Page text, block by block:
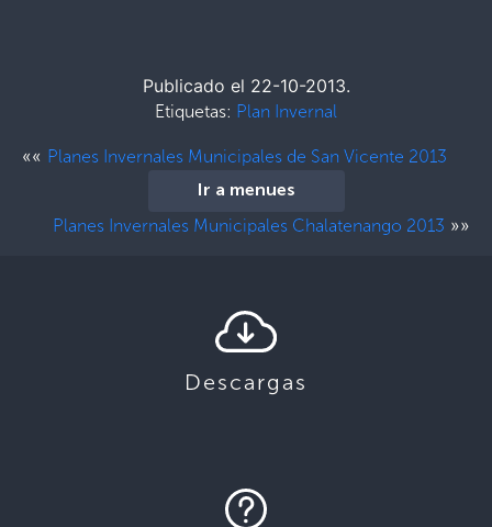
Publicado el 22-10-2013.
Etiquetas: Plan Invernal
«« Planes Invernales Municipales de San Vicente 2013
Ir a menues
Planes Invernales Municipales Chalatenango 2013 »»
Descargas